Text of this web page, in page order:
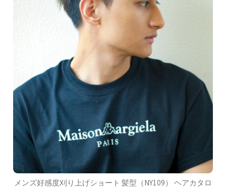
メンズ好感度刈り上げショート 髪型（NY109） ヘアカタロ